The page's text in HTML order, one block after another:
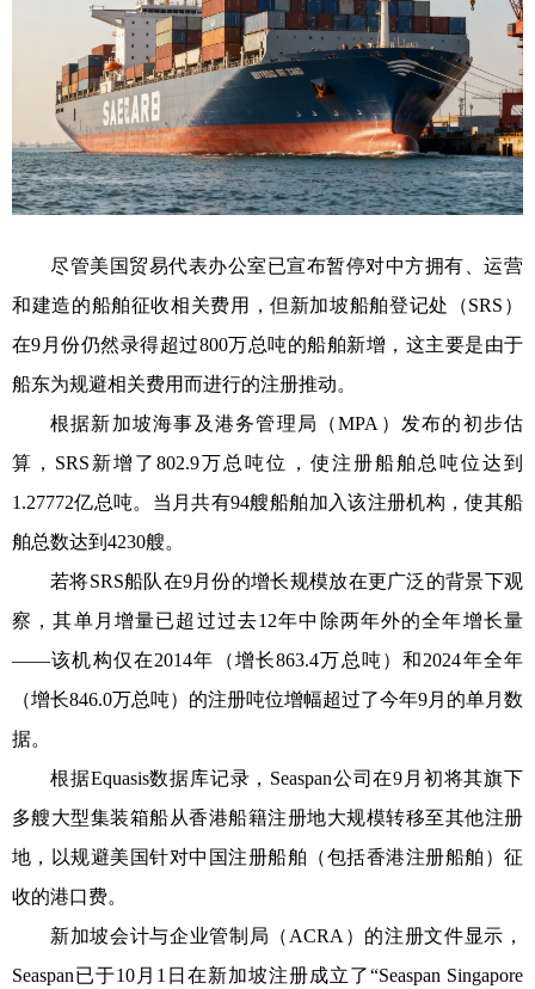
尽管美国贸易代表办公室已宣布暂停对中方拥有、运营
和建造的船舶征收相关费用，但新加坡船舶登记处（SRS）
在9月份仍然录得超过800万总吨的船舶新增，这主要是由于
船东为规避相关费用而进行的注册推动。
根据新加坡海事及港务管理局（MPA）发布的初步估
算，SRS新增了802.9万总吨位，使注册船舶总吨位达到
1.27772亿总吨。当月共有94艘船舶加入该注册机构，使其船
舶总数达到4230艘。
若将SRS船队在9月份的增长规模放在更广泛的背景下观
察，其单月增量已超过过去12年中除两年外的全年增长量
——该机构仅在2014年（增长863.4万总吨）和2024年全年
（增长846.0万总吨）的注册吨位增幅超过了今年9月的单月数
据。
根据Equasis数据库记录，Seaspan公司在9月初将其旗下
多艘大型集装箱船从香港船籍注册地大规模转移至其他注册
地，以规避美国针对中国注册船舶（包括香港注册船舶）征
收的港口费。
新加坡会计与企业管制局（ACRA）的注册文件显示，
Seaspan已于10月1日在新加坡注册成立了“Seaspan Singapore